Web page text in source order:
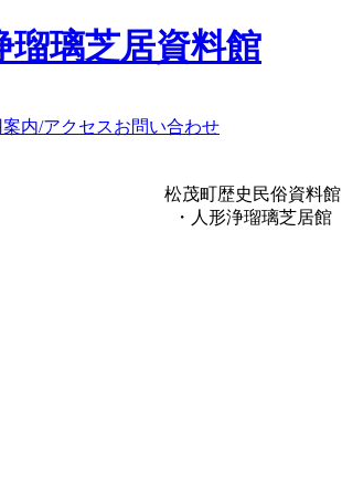
瑠璃芝居資料館
内/アクセスお問い合わせ
松茂町歴史民俗資料館
・人形浄瑠璃芝居館